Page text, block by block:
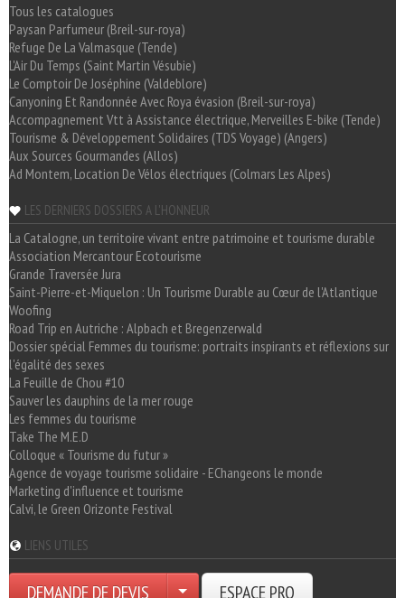
Tous les catalogues
Paysan Parfumeur (Breil-sur-roya)
Refuge De La Valmasque (Tende)
L'Air Du Temps (Saint Martin Vésubie)
Le Comptoir De Joséphine (Valdeblore)
Canyoning Et Randonnée Avec Roya évasion (Breil-sur-roya)
Accompagnement Vtt à Assistance électrique, Merveilles E-bike (Tende)
Tourisme & Développement Solidaires (TDS Voyage) (Angers)
Aux Sources Gourmandes (Allos)
Ad Montem, Location De Vélos électriques (Colmars Les Alpes)
LES DERNIERS DOSSIERS A L'HONNEUR
La Catalogne, un territoire vivant entre patrimoine et tourisme durable
Association Mercantour Ecotourisme
Grande Traversée Jura
Saint-Pierre-et-Miquelon : Un Tourisme Durable au Cœur de l'Atlantique
Woofing
Road Trip en Autriche : Alpbach et Bregenzerwald
Dossier spécial Femmes du tourisme: portraits inspirants et réflexions sur
l'égalité des sexes
La Feuille de Chou #10
Sauver les dauphins de la mer rouge
Les femmes du tourisme
Take The M.E.D
Colloque « Tourisme du futur »
Agence de voyage tourisme solidaire - EChangeons le monde
Marketing d'influence et tourisme
Calvi, le Green Orizonte Festival
LIENS UTILES
DEMANDE DE DEVIS ESPACE PRO